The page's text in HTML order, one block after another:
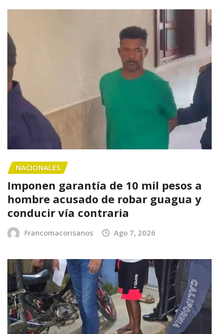
NACIONALES
Imponen garantía de 10 mil pesos a
hombre acusado de robar guagua y
conducir vía contraria
Francomacorisanos Ago 7, 2026